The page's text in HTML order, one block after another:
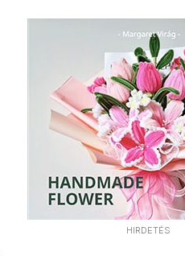
HIRDETÉS